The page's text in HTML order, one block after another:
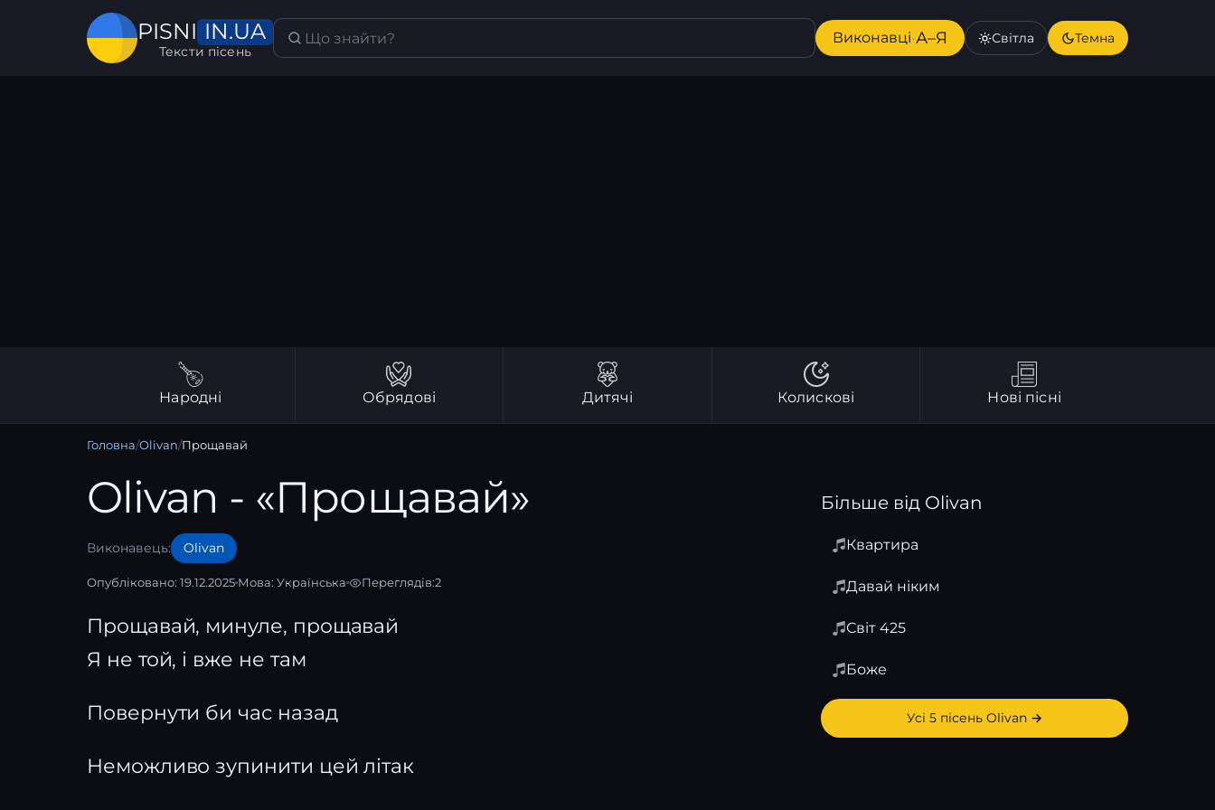
PISNI IN.UA
Тексти пісень
Виконавці·А–Я Світла Темна
Народні Обрядові Дитячі Колискові Нові пісні
Головна/Olivan/Прощавай
Olivan - «Прощавай»
Виконавець: Olivan
Опубліковано: 19.12.2025 Мова: Українська Переглядів:2
Прощавай, минуле, прощавай
Я не той, і вже не там
Повернути би час назад
Неможливо зупинити цей літак
Більше від Olivan
Квартира
Давай ніким
Світ 425
Боже
Усі 5 пісень Olivan →